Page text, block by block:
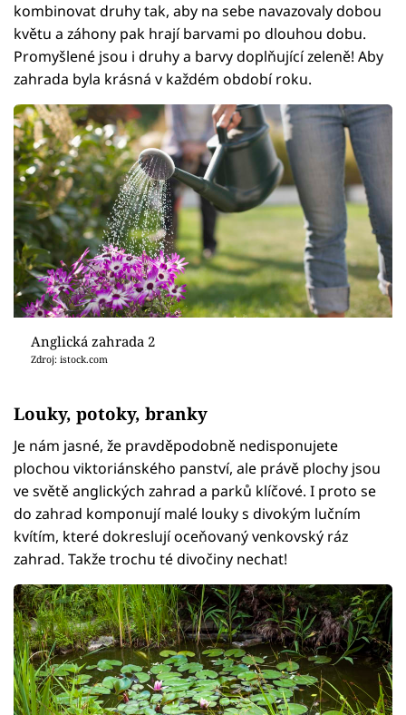
kombinovat druhy tak, aby na sebe navazovaly dobou
květu a záhony pak hrají barvami po dlouhou dobu.
Promyšlené jsou i druhy a barvy doplňující zeleně! Aby
zahrada byla krásná v každém období roku.
Anglická zahrada 2
Zdroj: istock.com
Louky, potoky, branky
Je nám jasné, že pravděpodobně nedisponujete
plochou viktoriánského panství, ale právě plochy jsou
ve světě anglických zahrad a parků klíčové. I proto se
do zahrad komponují malé louky s divokým lučním
kvítím, které dokreslují oceňovaný venkovský ráz
zahrad. Takže trochu té divočiny nechat!